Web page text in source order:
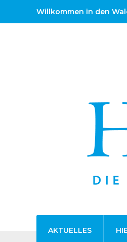
Willkommen in den
AKTUELLES